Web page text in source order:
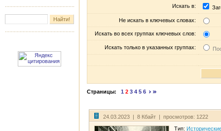
Искать в:
Не искать в ключевых словах:
Искать во всех группах ключевых слов:
Искать только в указанных группах:
Страницы: 1 2 3 4 5 6
24.03.2023 | 8 Кбайт | просмотров: 1222
Тип: